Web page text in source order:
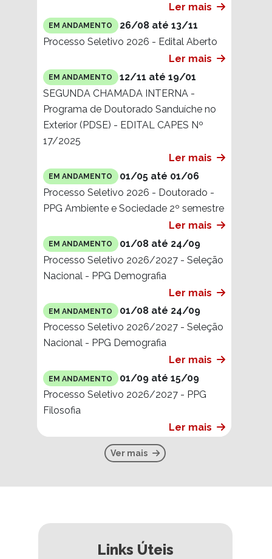
Ler mais
EM ANDAMENTO
26/08 até 13/11
Processo Seletivo 2026 - Edital Aberto
Ler mais
EM ANDAMENTO
12/11 até 19/01
SEGUNDA CHAMADA INTERNA -
Programa de Doutorado Sanduíche no
Exterior (PDSE) - EDITAL CAPES Nº
17/2025
Ler mais
EM ANDAMENTO
01/05 até 01/06
Processo Seletivo 2026 - Doutorado -
PPG Ambiente e Sociedade 2º semestre
Ler mais
EM ANDAMENTO
01/08 até 24/09
Processo Seletivo 2026/2027 - Seleção
Nacional - PPG Demografia
Ler mais
EM ANDAMENTO
01/08 até 24/09
Processo Seletivo 2026/2027 - Seleção
Nacional - PPG Demografia
Ler mais
EM ANDAMENTO
01/09 até 15/09
Processo Seletivo 2026/2027 - PPG
Filosofia
Ler mais
Ver mais
Links Úteis